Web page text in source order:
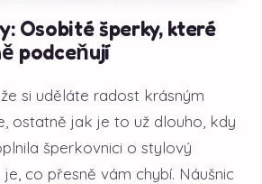
Osobité šperky, které
podceňují
si uděláte radost krásným
ostatně jak je to už dlouho, kdy
šperkovnici o stylový
co přesně vám chybí. Náušnic